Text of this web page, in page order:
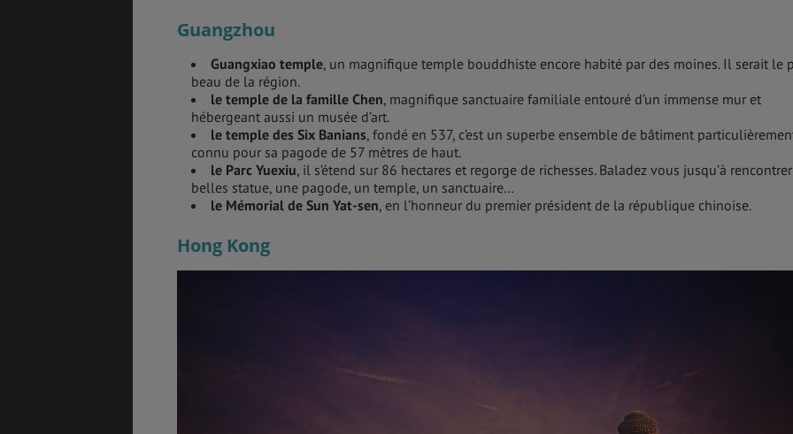
Guangzhou
Guangxiao temple, un magnifique temple bouddhiste encore habité par des moines. Il serait le
beau de la région.
le temple de la famille Chen, magnifique sanctuaire familiale entouré d’un immense mur et
hébergeant aussi un musée d’art.
le temple des Six Banians, fondé en 537, c’est un superbe ensemble de bâtiment
connu pour sa pagode de 57 mètres de haut.
le Parc Yuexiu, il s’étend sur 86 hectares et regorge de richesses. Baladez vous jusqu’à
belles statue, une pagode, un temple, un sanctuaire…
le Mémorial de Sun Yat-sen, en l’honneur du premier président de la république chinoise.
Hong Kong